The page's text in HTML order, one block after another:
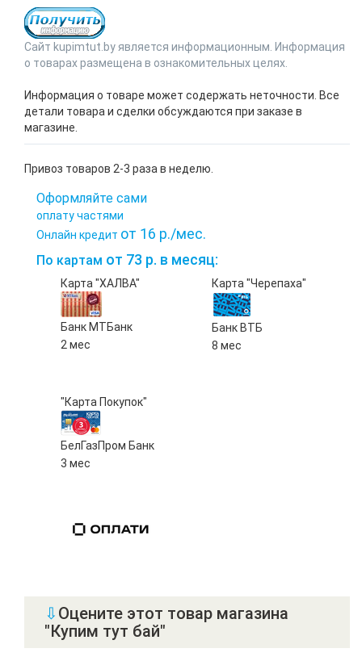
Сайт kupimtut.by является информационным. Информация
о товарах размещена в ознакомительных целях.
Информация о товаре может содержать неточности. Все
детали товара и сделки обсуждаются при заказе в
магазине.
Привоз товаров 2-3 раза в неделю.
Оформляйте сами
оплату частями
Онлайн кредит от 16 р./мес.
По картам от 73 р. в месяц:
Карта "ХАЛВА"
Банк МТБанк
2 мес
Карта "Черепаха"
Банк ВТБ
8 мес
"Карта Покупок"
БелГазПром Банк
3 мес
⇩ Оцените этот товар магазина
"Купим тут бай"